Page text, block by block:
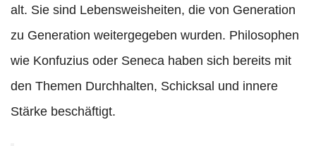
alt. Sie sind Lebensweisheiten, die von Generation
zu Generation weitergegeben wurden. Philosophen
wie Konfuzius oder Seneca haben sich bereits mit
den Themen Durchhalten, Schicksal und innere
Stärke beschäftigt.